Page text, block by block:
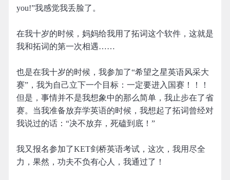
you!”我感觉我丢脸了。
在我十岁的时候，妈妈给我用了拓词这个软件，这就是
我和拓词的第一次相遇……
也是在我十岁的时候，我参加了“希望之星英语风采大
赛”，我为自己立下一个目标：一定要进入国赛！！！
但是，事情并不是我想象中的那么简单，我止步在了省
赛。当我准备放弃学英语的时候，我想起了拓词曾经对
我说过的话：“决不放弃，死磕到底！”
我又报名参加了KET剑桥英语考试，这次，我用尽全
力，果然，功夫不负有心人，我通过了！